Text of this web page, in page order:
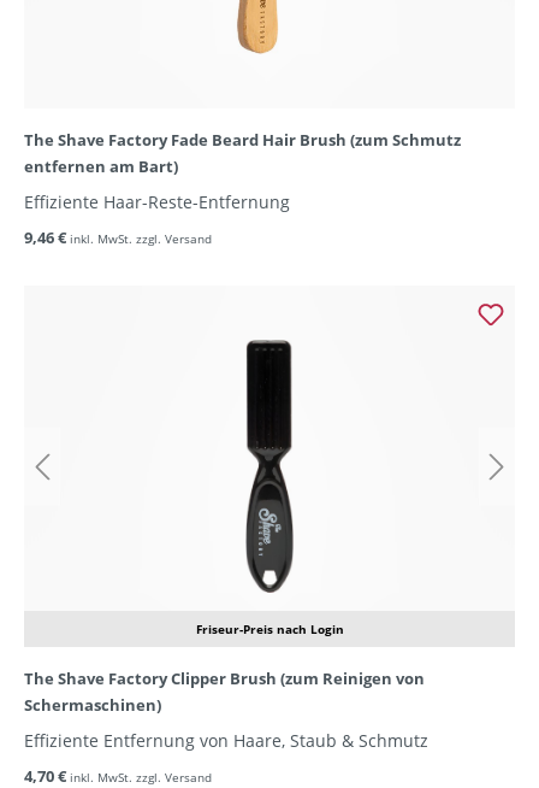
The Shave Factory Fade Beard Hair Brush (zum Schmutz
entfernen am Bart)
Effiziente Haar-Reste-Entfernung
9,46 € inkl. MwSt. zzgl. Versand
Friseur-Preis nach Login
The Shave Factory Clipper Brush (zum Reinigen von
Schermaschinen)
Effiziente Entfernung von Haare, Staub & Schmutz
4,70 € inkl. MwSt. zzgl. Versand